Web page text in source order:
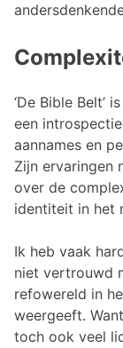
‘De Bible Belt’
een
aannames en
Zijn ervaringen
over de
identiteit in het
Ik heb vaak
niet vertrouwd
refowereld in
weergeeft.
toch ook veel